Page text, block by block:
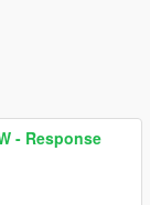
- Response